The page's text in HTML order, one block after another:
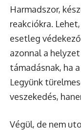
Harmadszor,
reakciókra.
esetleg
azonnal a
támadásnak, ha
Legyünk
veszekedés,
Végül, de nem